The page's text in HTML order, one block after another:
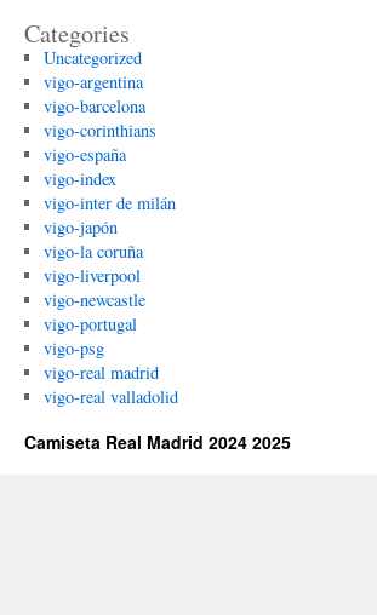
Categories
Uncategorized
vigo-argentina
vigo-barcelona
vigo-corinthians
vigo-españa
vigo-index
vigo-inter de milán
vigo-japón
vigo-la coruña
vigo-liverpool
vigo-newcastle
vigo-portugal
vigo-psg
vigo-real madrid
vigo-real valladolid
Camiseta Real Madrid 2024 2025